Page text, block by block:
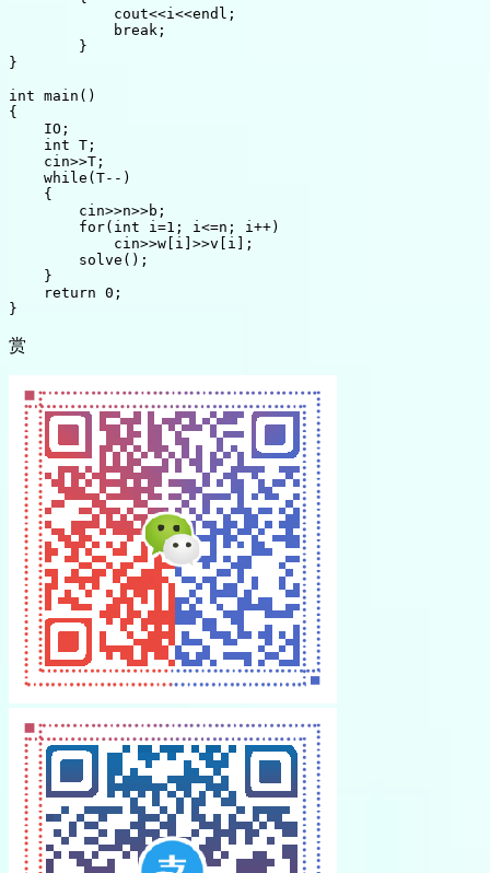
            cout<<i<<endl;
            break;
        }
}
int main()
{
    IO;
    int T;
    cin>>T;
    while(T--)
    {
        cin>>n>>b;
        for(int i=1; i<=n; i++)
            cin>>w[i]>>v[i];
        solve();
    }
    return 0;
赏